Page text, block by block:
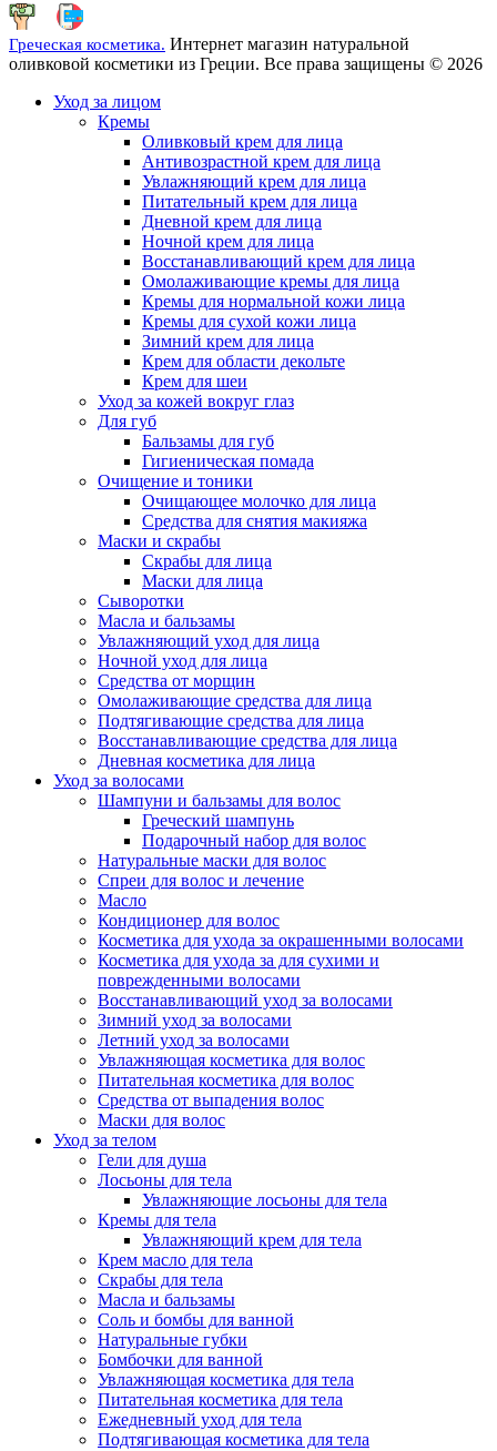
Греческая косметика. Интернет магазин натуральной
оливковой косметики из Греции. Все права защищены © 2026
Уход за лицом
Кремы
Оливковый крем для лица
Антивозрастной крем для лица
Увлажняющий крем для лица
Питательный крем для лица
Дневной крем для лица
Ночной крем для лица
Восстанавливающий крем для лица
Омолаживающие кремы для лица
Кремы для нормальной кожи лица
Кремы для сухой кожи лица
Зимний крем для лица
Крем для области декольте
Крем для шеи
Уход за кожей вокруг глаз
Для губ
Бальзамы для губ
Гигиеническая помада
Очищение и тоники
Очищающее молочко для лица
Средства для снятия макияжа
Маски и скрабы
Скрабы для лица
Маски для лица
Сыворотки
Масла и бальзамы
Увлажняющий уход для лица
Ночной уход для лица
Средства от морщин
Омолаживающие средства для лица
Подтягивающие средства для лица
Восстанавливающие средства для лица
Дневная косметика для лица
Уход за волосами
Шампуни и бальзамы для волос
Греческий шампунь
Подарочный набор для волос
Натуральные маски для волос
Спреи для волос и лечение
Масло
Кондиционер для волос
Косметика для ухода за окрашенными волосами
Косметика для ухода за для сухими и
поврежденными волосами
Восстанавливающий уход за волосами
Зимний уход за волосами
Летний уход за волосами
Увлажняющая косметика для волос
Питательная косметика для волос
Средства от выпадения волос
Маски для волос
Уход за телом
Гели для душа
Лосьоны для тела
Увлажняющие лосьоны для тела
Кремы для тела
Увлажняющий крем для тела
Крем масло для тела
Скрабы для тела
Масла и бальзамы
Соль и бомбы для ванной
Натуральные губки
Бомбочки для ванной
Увлажняющая косметика для тела
Питательная косметика для тела
Ежедневный уход для тела
Подтягивающая косметика для тела